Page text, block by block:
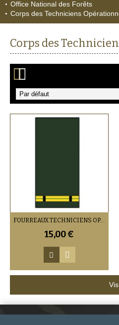
Office National des Forêts
Corps des Techniciens
Corps des
FOURREAUX TECHNICIENS OPÉRATIONNELS
15,00 €